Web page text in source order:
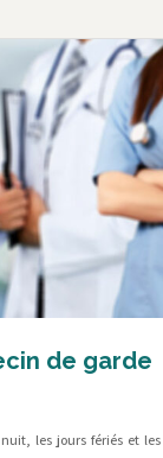
de garde
les jours fériés et les